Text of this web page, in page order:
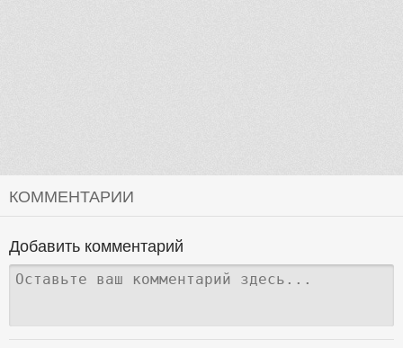
КОММЕНТАРИИ
Добавить комментарий